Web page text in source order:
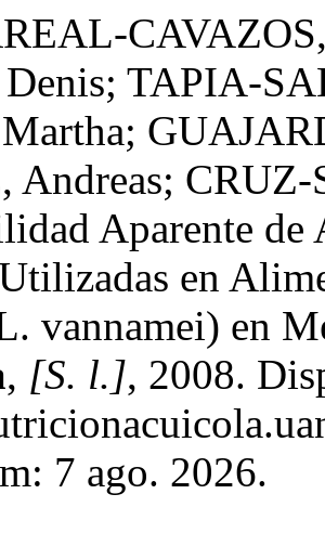
TAPIA-
Andreas;
Aparente de
en
vannamei) en
, [S. l.], 2008.
7 ago. 2026.